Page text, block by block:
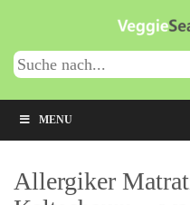
content
MENU
Allergiker